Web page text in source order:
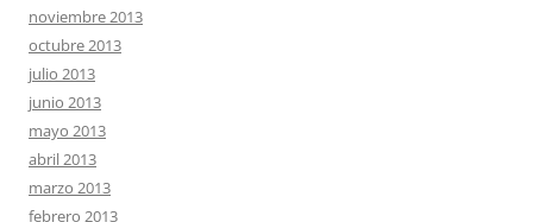
noviembre 2013
octubre 2013
julio 2013
junio 2013
mayo 2013
abril 2013
marzo 2013
febrero 2013